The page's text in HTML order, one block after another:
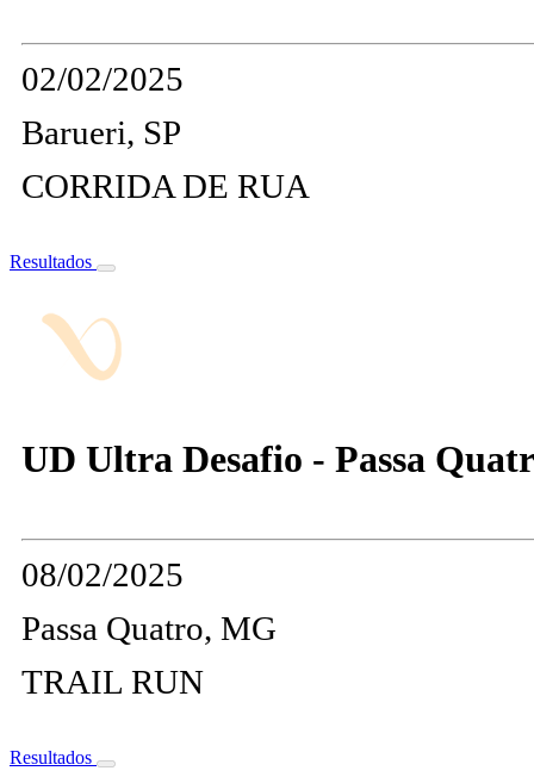
02/02/2025
Barueri, SP
CORRIDA DE RUA
Resultados
UD Ultra Desafio - Passa
08/02/2025
Passa Quatro, MG
TRAIL RUN
Resultados